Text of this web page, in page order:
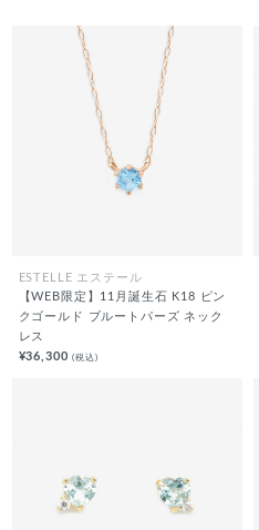
ESTELLE エステール
【WEB限定】11月誕生石 K18 ピン
クゴールド ブルートパーズ ネック
レス
¥36,300(税込)